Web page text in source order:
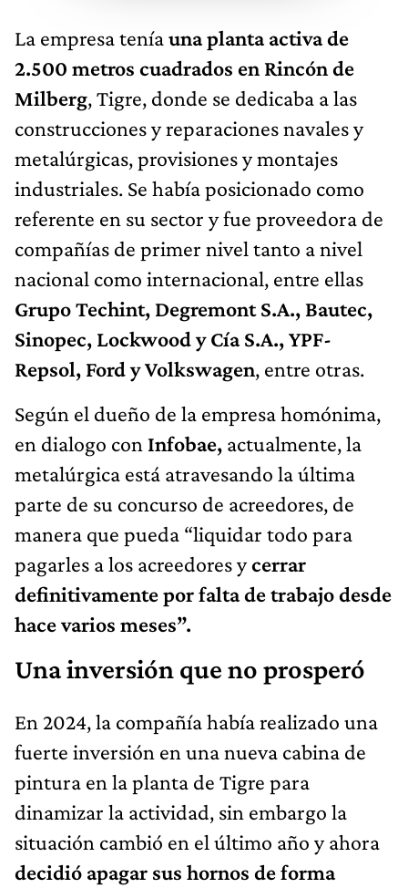
La empresa teníauna planta activa de
2.500 metros cuadrados en Rincón de
Milberg, Tigre, donde se dedicaba a las
construcciones y reparaciones navales y
metalúrgicas, provisiones y montajes
industriales. Se había posicionado como
referente en su sector y fue proveedora de
compañías de primer nivel tanto a nivel
nacional como internacional, entre ellas
Grupo Techint, Degremont S.A., Bautec,
Sinopec, Lockwood y Cía S.A., YPF-
Repsol, Ford y Volkswagen, entre otras.
Según el dueño de la empresa homónima,
en dialogo con Infobae, actualmente, la
metalúrgica está atravesando la última
parte de su concurso de acreedores, de
manera que pueda “liquidar todo para
pagarles a los acreedores ycerrar
definitivamente por falta de trabajo desde
hace varios meses”.
Una inversión que no prosperó
En 2024, la compañía había realizado una
fuerte inversión en una nueva cabina de
pintura en la planta de Tigre para
dinamizar la actividad, sin embargo la
situación cambió en el último año y ahora
decidió apagar sus hornos de forma